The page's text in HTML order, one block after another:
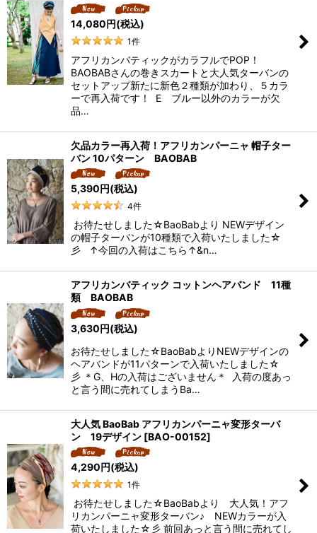
絞り込む
14,080円(税込)
1件
アフリカンバティックがカラフルでPOP！
BAOBABさんの巻きスカートと大人気ターバンの
セットアップ新たに新色２種類が加わり、５カラ
ーで再入荷です！ E ブルー以外のカラーが欠
品…
欠品カラー再入荷！アフリカンパーニャ 帽子ター
バン 10パターン BAOBAB
5,390円(税込)
4件
お待たせしました☆BaoBabより NEWデザイン
の帽子ターバンが10種類で入荷いたしました☆
彡 ↑今回の入荷はこちら↑&n…
アフリカンバティック コットンヘアバンド 11種
類 BAOBAB
3,630円(税込)
お待たせしました☆BaoBabよりNEWデザインの
ヘアバンドが11パターンで入荷いたしました☆
彡 ＊G、Hの入荷はございません＊ 入荷の度あっ
と言う間に売れてしまうBa…
大人気 BaoBab アフリカンパーニャ変形ターバ
ン 19デザイン [BAO-00152]
4,290円(税込)
1件
お待たせしました☆BaoBabより 大人気！アフ
リカンパーニャ変形ターバン♪ NEWカラーが入
荷いたしました☆彡 前回あっと言う間に売れてし